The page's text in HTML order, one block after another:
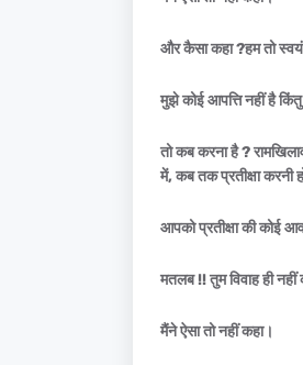
और कैसा कहा ?हम तो
मुझे कोई आपत्ति नहीं है
तो कब करना है ?
में, कब तक प्रतीक्षा करनी
आपको प्रतीक्षा की कोई
मतलब !! तुम विवाह ही नहीं
मैंने ऐसा तो नहीं कहा।